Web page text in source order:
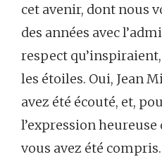
cet avenir, dont nous
des années avec
respect
les étoiles. Oui, Jean
avez été écouté, et,
l’expression
vous avez été compris.